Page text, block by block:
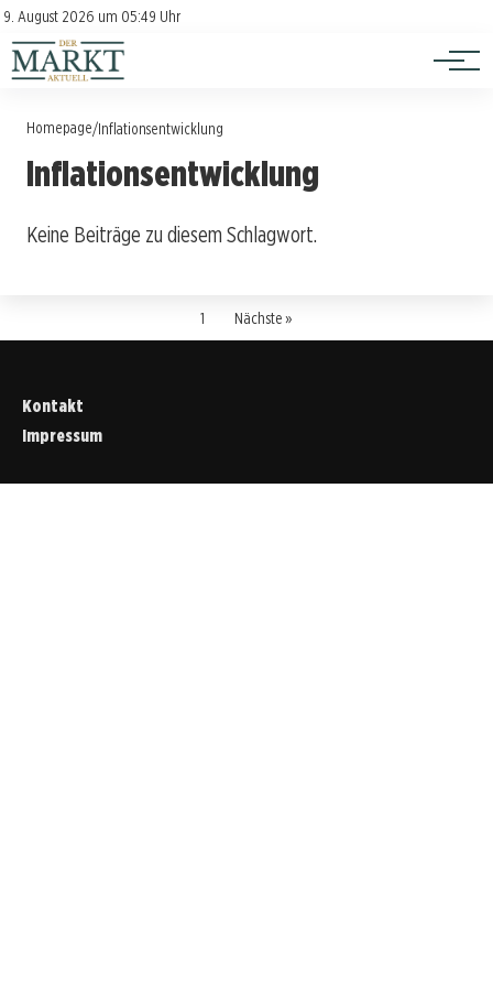
9. August 2026 um 05:49 Uhr
Kontakt
Impressum
Investition
Verbraucherschutz
Homepage/Inflationsentwicklung
Inflationsentwicklung
Keine Beiträge zu diesem Schlagwort.
1 Nächste »
Kontakt
Impressum